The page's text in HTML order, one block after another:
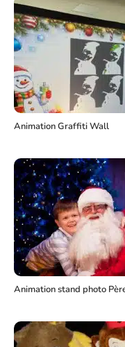
Animation Graffiti Wall
Animation stand photo